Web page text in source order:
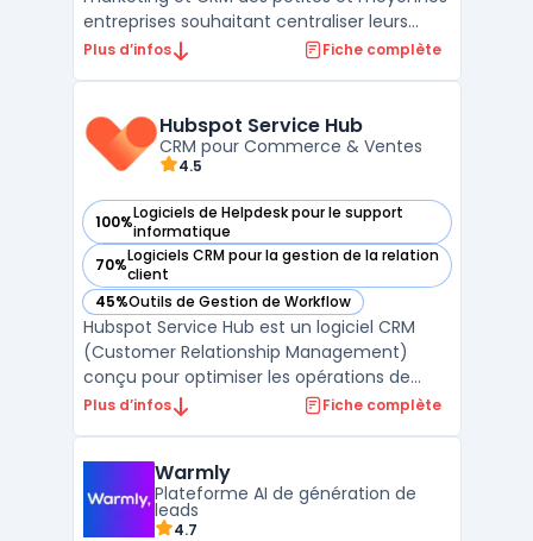
entreprises souhaitant centraliser leurs
actions sans multiplier les outils. La
à maîtriser leurs budgets, tout en
respectant les exigen ...
Plus d’infos Fiche complète
Hubspot Service Hub
CRM pour Commerce & Ventes
4.5
100%Logiciels de Helpdesk pour le support
informatique
— voir Hubspot Service Hub dans cette catégorie
70%Logiciels CRM pour la gestion de la relation
client
— voir Hubspot Service Hub dans cette catégorie
45%Outils de Gestion de Workflow
— voir Hubspot Service Hub dans cette catégorie
Hubspot Service Hub est un logiciel CRM
(Customer Relationship Management)
conçu pour optimiser les opérations de
Commerce & Ventes. Développé par
DG, PDG et indépendants en offrant une
solution complète ...
Plus d’infos Fiche complète
Warmly
Plateforme AI de génération de
leads
4.7